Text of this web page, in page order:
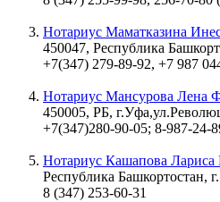
Нотариус Маматказина
450047, Республика
+7(347) 279-89-92, +7 987
Нотариус Мансурова Лена
450005, РБ,
+7(347)280-90-05; 8-987-24-
Нотариус Кашапова Лариса
Республика Башкортостан,
8 (347) 253-60-31